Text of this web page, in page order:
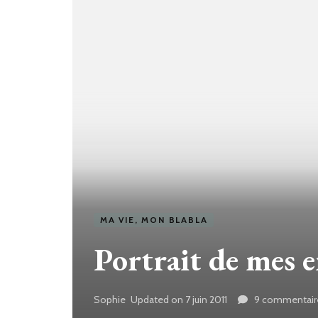
MA VIE, MON BLABLA
Portrait de mes
Sophie Updated on 7 juin 2011 9